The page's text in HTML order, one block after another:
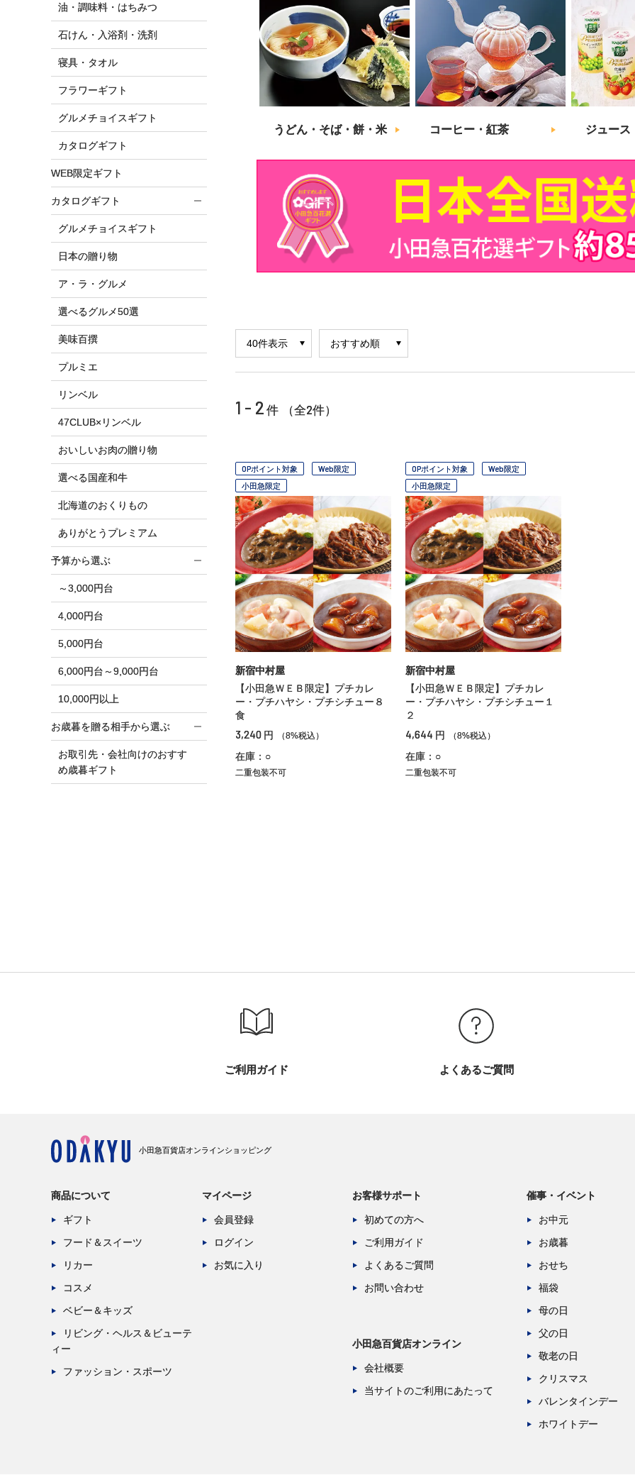
油・調味料・はちみつ
石けん・入浴剤・洗剤
寝具・タオル
フラワーギフト
グルメチョイスギフト
カタログギフト
WEB限定ギフト
カタログギフト
グルメチョイスギフト
日本の贈り物
ア・ラ・グルメ
選べるグルメ50選
美味百撰
プルミエ
リンベル
47CLUB×リンベル
おいしいお肉の贈り物
選べる国産和牛
北海道のおくりもの
ありがとうプレミアム
予算から選ぶ
～3,000円台
4,000円台
5,000円台
6,000円台～9,000円台
10,000円以上
お歳暮を贈る相手から選ぶ
お取引先・会社向けのおすす
め歳暮ギフト
うどん・そば・餅・米 コーヒー・紅茶 ジュース
1 - 2 件 （全2件）
OPポイント対象
Web限定
小田急限定
新宿中村屋
【小田急ＷＥＢ限定】プチカレ
ー・プチハヤシ・プチシチュー８
食
3,240 円 （8%税込）
在庫：○
二重包装不可
OPポイント対象
Web限定
小田急限定
新宿中村屋
【小田急ＷＥＢ限定】プチカレ
ー・プチハヤシ・プチシチュー１
２
4,644 円 （8%税込）
在庫：○
二重包装不可
ご利用ガイド よくあるご質問
小田急百貨店オンラインショッピング
商品について
ギフト
フード＆スイーツ
リカー
コスメ
ベビー＆キッズ
リビング・ヘルス＆ビューテ
ィー
ファッション・スポーツ
マイページ
会員登録
ログイン
お気に入り
お客様サポート
初めての方へ
ご利用ガイド
よくあるご質問
お問い合わせ
小田急百貨店オンライン
会社概要
当サイトのご利用にあたって
催事・イベント
お中元
お歳暮
おせち
福袋
母の日
父の日
敬老の日
クリスマス
バレンタインデー
ホワイトデー